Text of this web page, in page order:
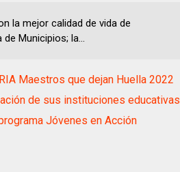
la mejor calidad de vida de
Municipios; la...
Maestros que dejan Huella 2022
de sus instituciones educativas
Jóvenes en Acción